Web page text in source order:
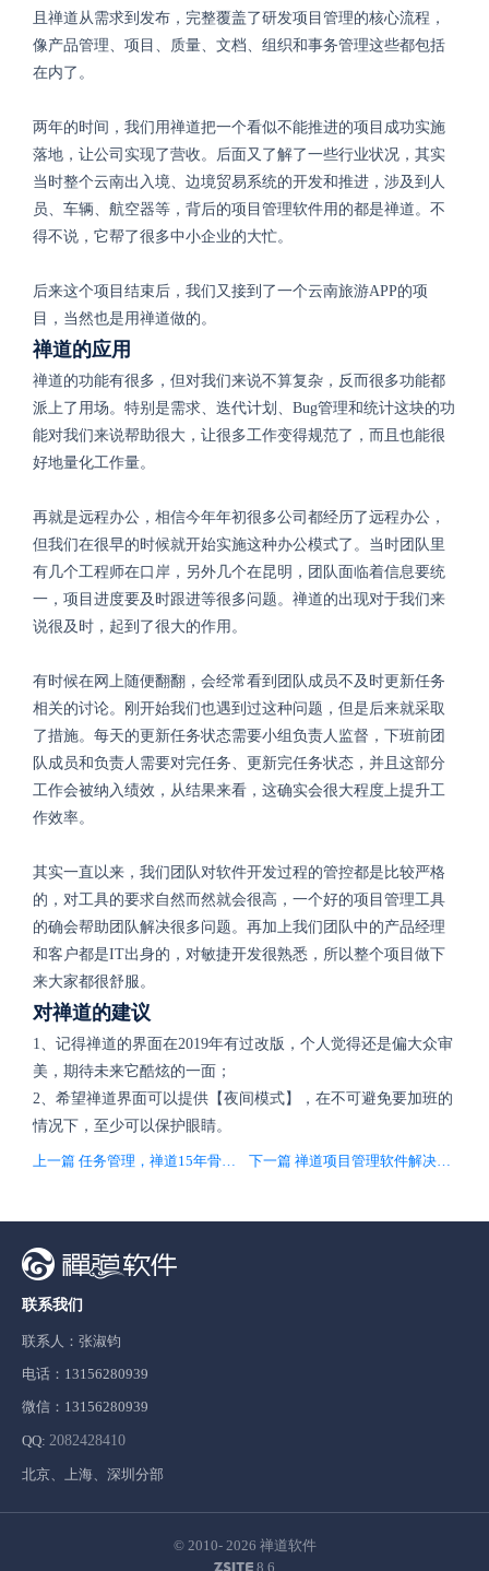
且禅道从需求到发布，完整覆盖了研发项目管理的核心流程，
像产品管理、项目、质量、文档、组织和事务管理这些都包括
在内了。
两年的时间，我们用禅道把一个看似不能推进的项目成功实施
落地，让公司实现了营收。后面又了解了一些行业状况，其实
当时整个云南出入境、边境贸易系统的开发和推进，涉及到人
员、车辆、航空器等，背后的项目管理软件用的都是禅道。不
得不说，它帮了很多中小企业的大忙。
后来这个项目结束后，我们又接到了一个云南旅游APP的项
目，当然也是用禅道做的。
禅道的应用
禅道的功能有很多，但对我们来说不算复杂，反而很多功能都
派上了用场。特别是需求、迭代计划、Bug管理和统计这块的功
能对我们来说帮助很大，让很多工作变得规范了，而且也能很
好地量化工作量。
再就是远程办公，相信今年年初很多公司都经历了远程办公，
但我们在很早的时候就开始实施这种办公模式了。当时团队里
有几个工程师在口岸，另外几个在昆明，团队面临着信息要统
一， 项目 进度要及时跟进等很多问题。禅道的出现对于我们来
说很及时，起到了很大的作用。
有时候在网上随便翻翻，会经常看到团队成员不及时更新任务
相关的讨论。刚开始我们也遇到过这种问题，但是后来就采取
了措施。每天的更新任务状态需要小组负责人监督，下班前团
队成员和负责人需要对完任务、更新完任务状态，并且这部分
工作会被纳入绩效，从结果来看，这确实会很大程度上提升工
作效率。
其实一直以来，我们团队对软件开发过程的管控都是比较严格
的，对工具的要求自然而然就会很高，一个好的项目管理工具
的确会帮助团队解决很多问题。再加上我们团队中的产品经理
和客户都是IT出身的，对敏捷开发很熟悉，所以整个项目做下
来大家都很舒服。
对禅道的建议
1、记得禅道的界面在2019年有过改版，个人觉得还是偏大众审
美，期待未来它酷炫的一面；
2、希望禅道界面可以提供【夜间模式】，在不可避免要加班的
情况下，至少可以保护眼睛。
下一篇 禅道项目管理软件解决方案
联系我们
联系人：张淑钧
电话：13156280939
微信：13156280939
QQ: 2082428410
北京、上海、深圳分部
© 2010- 2026 禅道软件
8.6